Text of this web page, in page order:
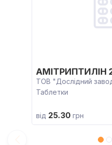
АМІТРИПТИЛІН
ТОВ "Дослідний
Таблетки
від 25.30 грн